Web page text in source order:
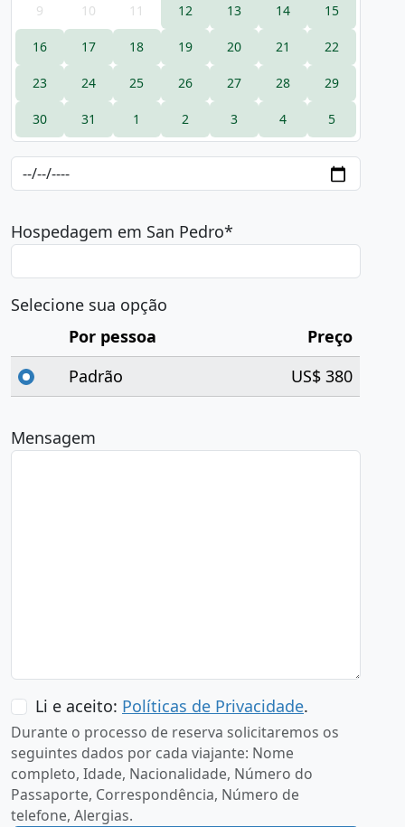
9 10 11 12 13 14 15
16 17 18 19 20 21 22
23 24 25 26 27 28 29
30 31 1 2 3 4 5
Hospedagem em San Pedro*
Selecione sua opção
Por pessoa
Preço
Padrão
US$ 380
Mensagem
Li e aceito: Políticas de Privacidade.
Durante o processo de reserva solicitaremos os
seguintes dados por cada viajante: Nome
completo, Idade, Nacionalidade, Número do
Passaporte, Correspondência, Número de
telefone, Alergias.